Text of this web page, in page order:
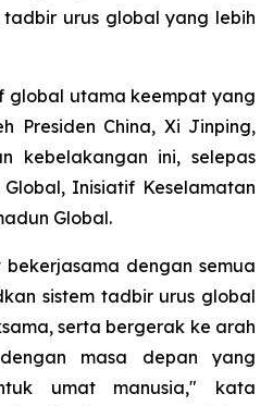
tadbir urus global yang lebih
global utama keempat yang
Presiden China, Xi Jinping,
kebelakangan ini, selepas
Inisiatif Keselamatan
Global.
dengan semua
sistem tadbir urus global
serta bergerak ke arah
masa depan yang
umat manusia," kata